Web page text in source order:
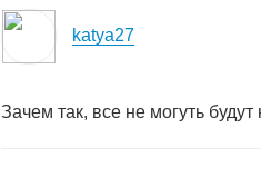
katya27
Зачем так, все не могуть